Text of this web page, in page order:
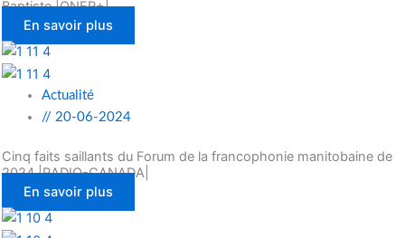
Baptiste |ONFR+|
En savoir plus
Actualité
// 20-06-2024
Cinq faits saillants du Forum de la francophonie manitobaine de
2024 |RADIO-CANADA|
En savoir plus